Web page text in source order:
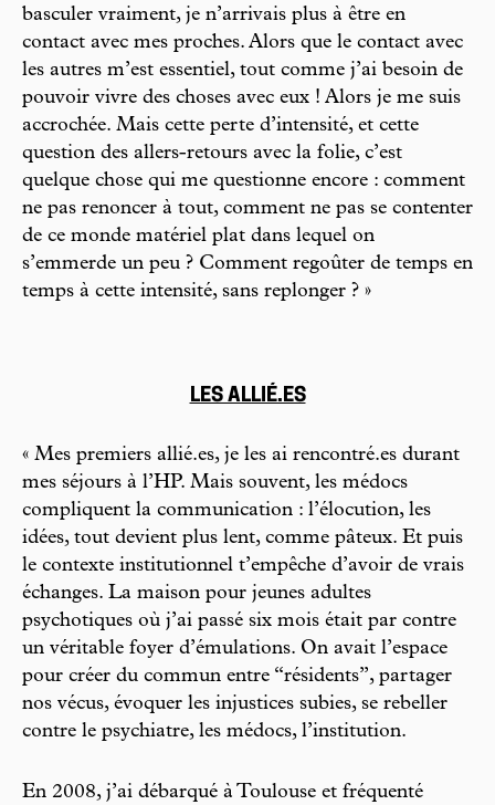
basculer vraiment, je n’arrivais plus à être en
contact avec mes proches. Alors que le contact avec
les autres m’est essentiel, tout comme j’ai besoin de
pouvoir vivre des choses avec eux ! Alors je me suis
accrochée. Mais cette perte d’intensité, et cette
question des allers-retours avec la folie, c’est
quelque chose qui me questionne encore : comment
ne pas renoncer à tout, comment ne pas se contenter
de ce monde matériel plat dans lequel on
s’emmerde un peu ? Comment regoûter de temps en
temps à cette intensité, sans replonger ? »
LES ALLIÉ.ES
« Mes premiers allié.es, je les ai rencontré.es durant
mes séjours à l’HP. Mais souvent, les médocs
compliquent la communication : l’élocution, les
idées, tout devient plus lent, comme pâteux. Et puis
le contexte institutionnel t’empêche d’avoir de vrais
échanges. La maison pour jeunes adultes
psychotiques où j’ai passé six mois était par contre
un véritable foyer d’émulations. On avait l’espace
pour créer du commun entre “résidents”, partager
nos vécus, évoquer les injustices subies, se rebeller
contre le psychiatre, les médocs, l’institution.
En 2008, j’ai débarqué à Toulouse et fréquenté